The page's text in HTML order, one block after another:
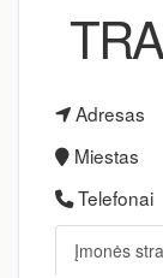
Adresas
Miestas
Telefonai
Įmonės